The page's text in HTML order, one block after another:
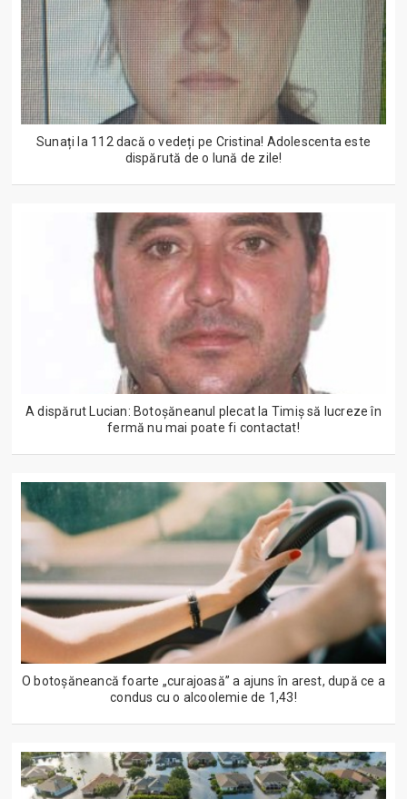
Sunați la 112 dacă o vedeți pe Cristina! Adolescenta este
dispărută de o lună de zile!
A dispărut Lucian: Botoșăneanul plecat la Timiș să lucreze în
fermă nu mai poate fi contactat!
O botoșăneancă foarte „curajoasă” a ajuns în arest, după ce a
condus cu o alcoolemie de 1,43!